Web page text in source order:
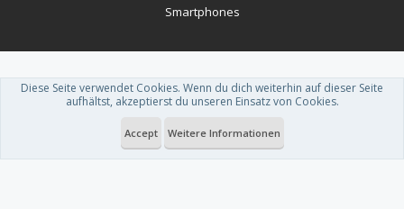
Smartphones
Forum software by XenForo™-Deutsch von xenDach
Theme designed by ThemeHouse.
Diese Seite verwendet Cookies. Wenn du dich weiterhin auf dieser Seite
aufhältst, akzeptierst du unseren Einsatz von Cookies.
Accept Weitere Informationen